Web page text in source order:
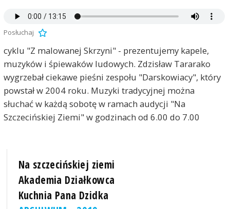
Posłuchaj
cyklu "Z malowanej Skrzyni" - prezentujemy kapele,
muzyków i śpiewaków ludowych. Zdzisław Tararako
wygrzebał ciekawe pieśni zespołu "Darskowiacy", który
powstał w 2004 roku. Muzyki tradycyjnej można
słuchać w każdą sobotę w ramach audycji "Na
Szczecińskiej Ziemi" w godzinach od 6.00 do 7.00
Na szczecińskiej ziemi
Akademia Działkowca
Kuchnia Pana Dzidka